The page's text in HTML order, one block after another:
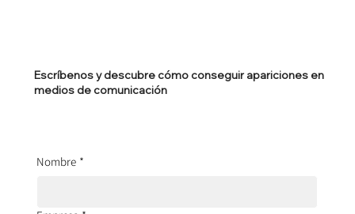
Escríbenos y descubre cómo conseguir apariciones en
medios de comunicación
Nombre *